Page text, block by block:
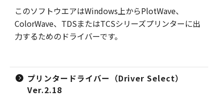
このソフトウエアはWindows上からPlotWave、
ColorWave、TDSまたはTCSシリーズプリンターに出
力するためのドライバーです。
プリンタードライバー（Driver Select）
Ver.2.18